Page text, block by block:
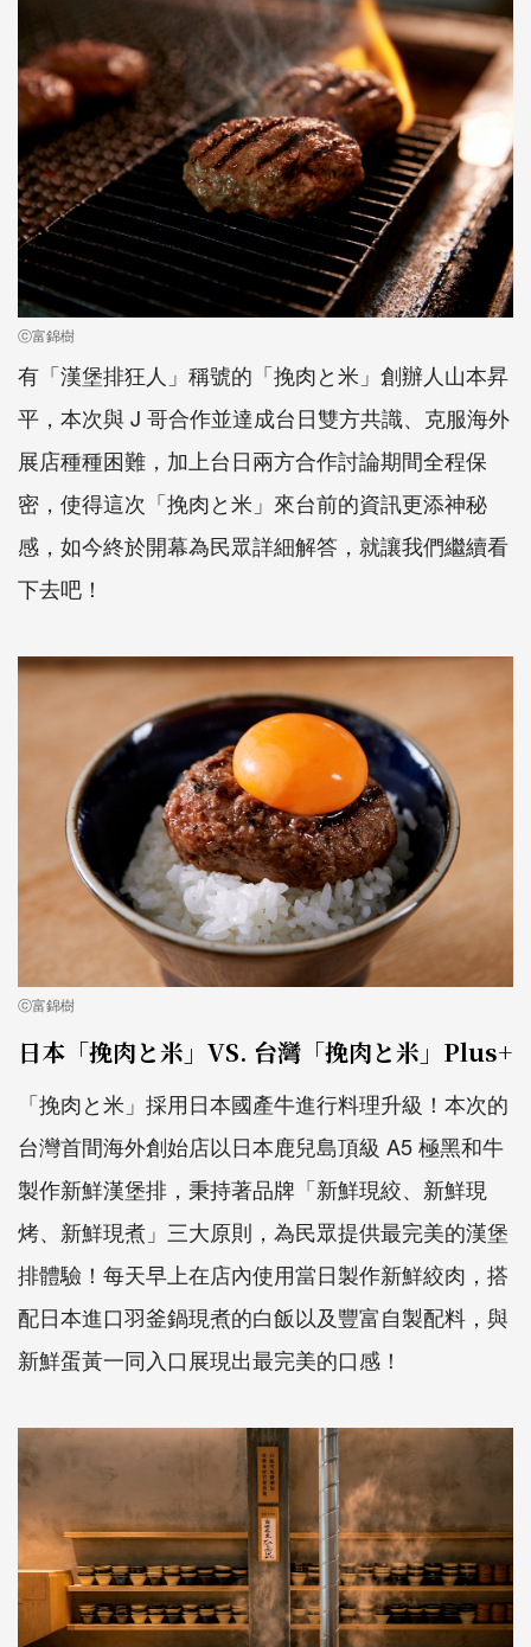
ⓒ富錦樹
有「漢堡排狂人」稱號的「挽肉と米」創辦人山本昇
平，本次與 J 哥合作並達成台日雙方共識、克服海外
展店種種困難，加上台日兩方合作討論期間全程保
密，使得這次「挽肉と米」來台前的資訊更添神秘
感，如今終於開幕為民眾詳細解答，就讓我們繼續看
下去吧！
ⓒ富錦樹
日本「挽肉と米」VS. 台灣「挽肉と米」Plus+
「挽肉と米」採用日本國產牛進行料理升級！本次的
台灣首間海外創始店以日本鹿兒島頂級 A5 極黑和牛
製作新鮮漢堡排，秉持著品牌「新鮮現絞、新鮮現
烤、新鮮現煮」三大原則，為民眾提供最完美的漢堡
排體驗！每天早上在店內使用當日製作新鮮絞肉，搭
配日本進口羽釜鍋現煮的白飯以及豐富自製配料，與
新鮮蛋黃一同入口展現出最完美的口感！